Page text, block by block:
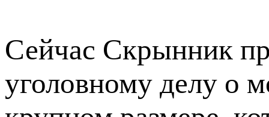
Сейчас Скрынник
уголовному делу о